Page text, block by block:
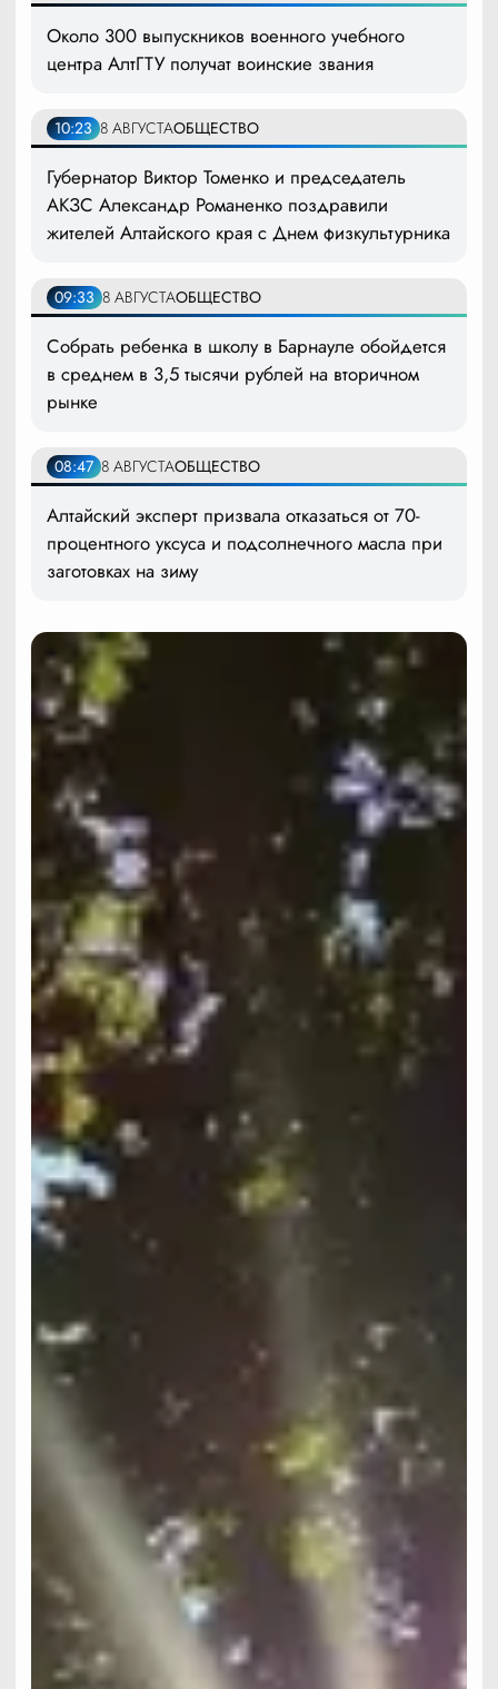
Около 300 выпускников военного учебного
центра АлтГТУ получат воинские звания
10:23 8 АВГУСТАОБЩЕСТВО
Губернатор Виктор Томенко и председатель
АКЗС Александр Романенко поздравили
жителей Алтайского края с Днем физкультурника
09:33 8 АВГУСТАОБЩЕСТВО
Собрать ребенка в школу в Барнауле обойдется
в среднем в 3,5 тысячи рублей на вторичном
рынке
08:47 8 АВГУСТАОБЩЕСТВО
Алтайский эксперт призвала отказаться от 70-
процентного уксуса и подсолнечного масла при
заготовках на зиму